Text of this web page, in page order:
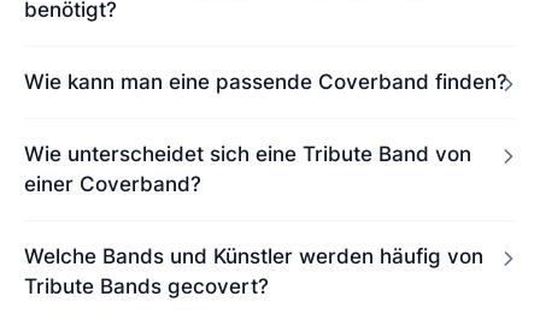
benötigt?
Wie kann man eine passende Coverband finden?
Wie unterscheidet sich eine Tribute Band von
einer Coverband?
Welche Bands und Künstler werden häufig von
Tribute Bands gecovert?